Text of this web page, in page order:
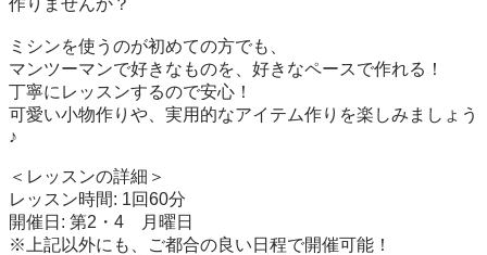
作りませんか？
ミシンを使うのが初めての方でも、
マンツーマンで好きなものを、好きなペースで作れる！
丁寧にレッスンするので安心！
可愛い小物作りや、実用的なアイテム作りを楽しみましょう
♪
＜レッスンの詳細＞
レッスン時間: 1回60分
開催日: 第2・4　月曜日
※上記以外にも、ご都合の良い日程で開催可能！